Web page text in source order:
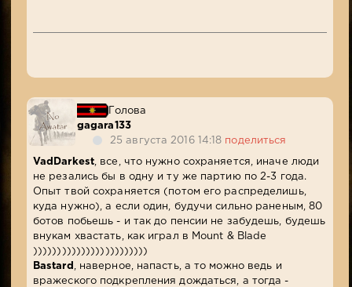
Голова
gagara133
25 августа 2016 14:18 поделиться
VadDarkest, все, что нужно сохраняется, иначе люди
не резались бы в одну и ту же партию по 2-3 года.
Опыт твой сохраняется (потом его распределишь,
куда нужно), а если один, будучи сильно раненым, 80
ботов побьешь - и так до пенсии не забудешь, будешь
внукам хвастать, как играл в Mount & Blade
))))))))))))))))))))))))
Bastard , наверное, напасть, а то можно ведь и
вражеского подкрепления дождаться, а тогда -